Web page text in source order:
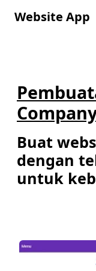
Website App
Buat
dengan
untuk